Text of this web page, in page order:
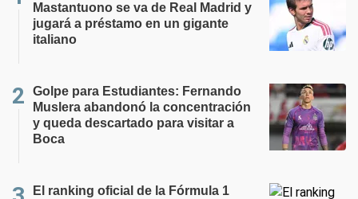
Mastantuono se va de Real Madrid y
jugará a préstamo en un gigante
italiano
Golpe para Estudiantes: Fernando
Muslera abandonó la concentración
y queda descartado para visitar a
Boca
El ranking oficial de la Fórmula 1